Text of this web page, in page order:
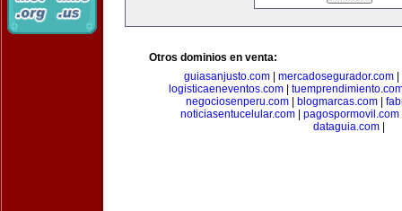
Otros dominios en venta:
guiasanjusto.com
mercadosegurador.com
logisticaeneventos.com|
negociosenperu.com| blogmarcas.com|
noticiasentucelular.com
pagospormovil.com
dataguia.com